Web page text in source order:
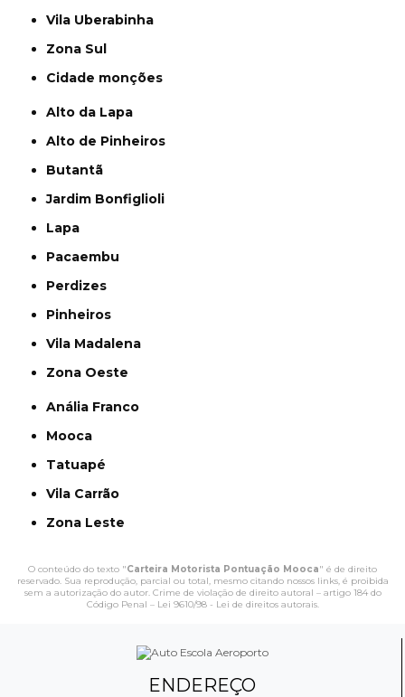
Vila Uberabinha
Zona Sul
cidade monções
Alto da Lapa
Alto de Pinheiros
Butantã
Jardim Bonfiglioli
Lapa
Pacaembu
Perdizes
Pinheiros
Vila Madalena
Zona Oeste
Anália Franco
Mooca
Tatuapé
Vila Carrão
Zona Leste
O conteúdo do texto "Carteira Motorista Pontuação Mooca" é de direito
reservado. Sua reprodução, parcial ou total, mesmo citando nossos links, é proibida
sem a autorização do autor. Crime de violação de direito autoral – artigo 184 do
Código Penal – Lei 9610/98 - Lei de direitos autorais.
ENDEREÇO